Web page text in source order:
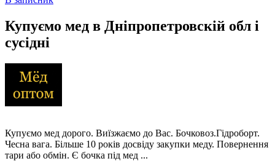
Купуємо мед в Дніпропетровскій обл і
сусідні
Купуємо мед дорого. Виїзжаємо до Вас. Бочковоз.Гідроборт.
Чесна вага. Більше 10 років досвіду закупки меду. Повернення
тари або обмін. Є бочка під мед ...